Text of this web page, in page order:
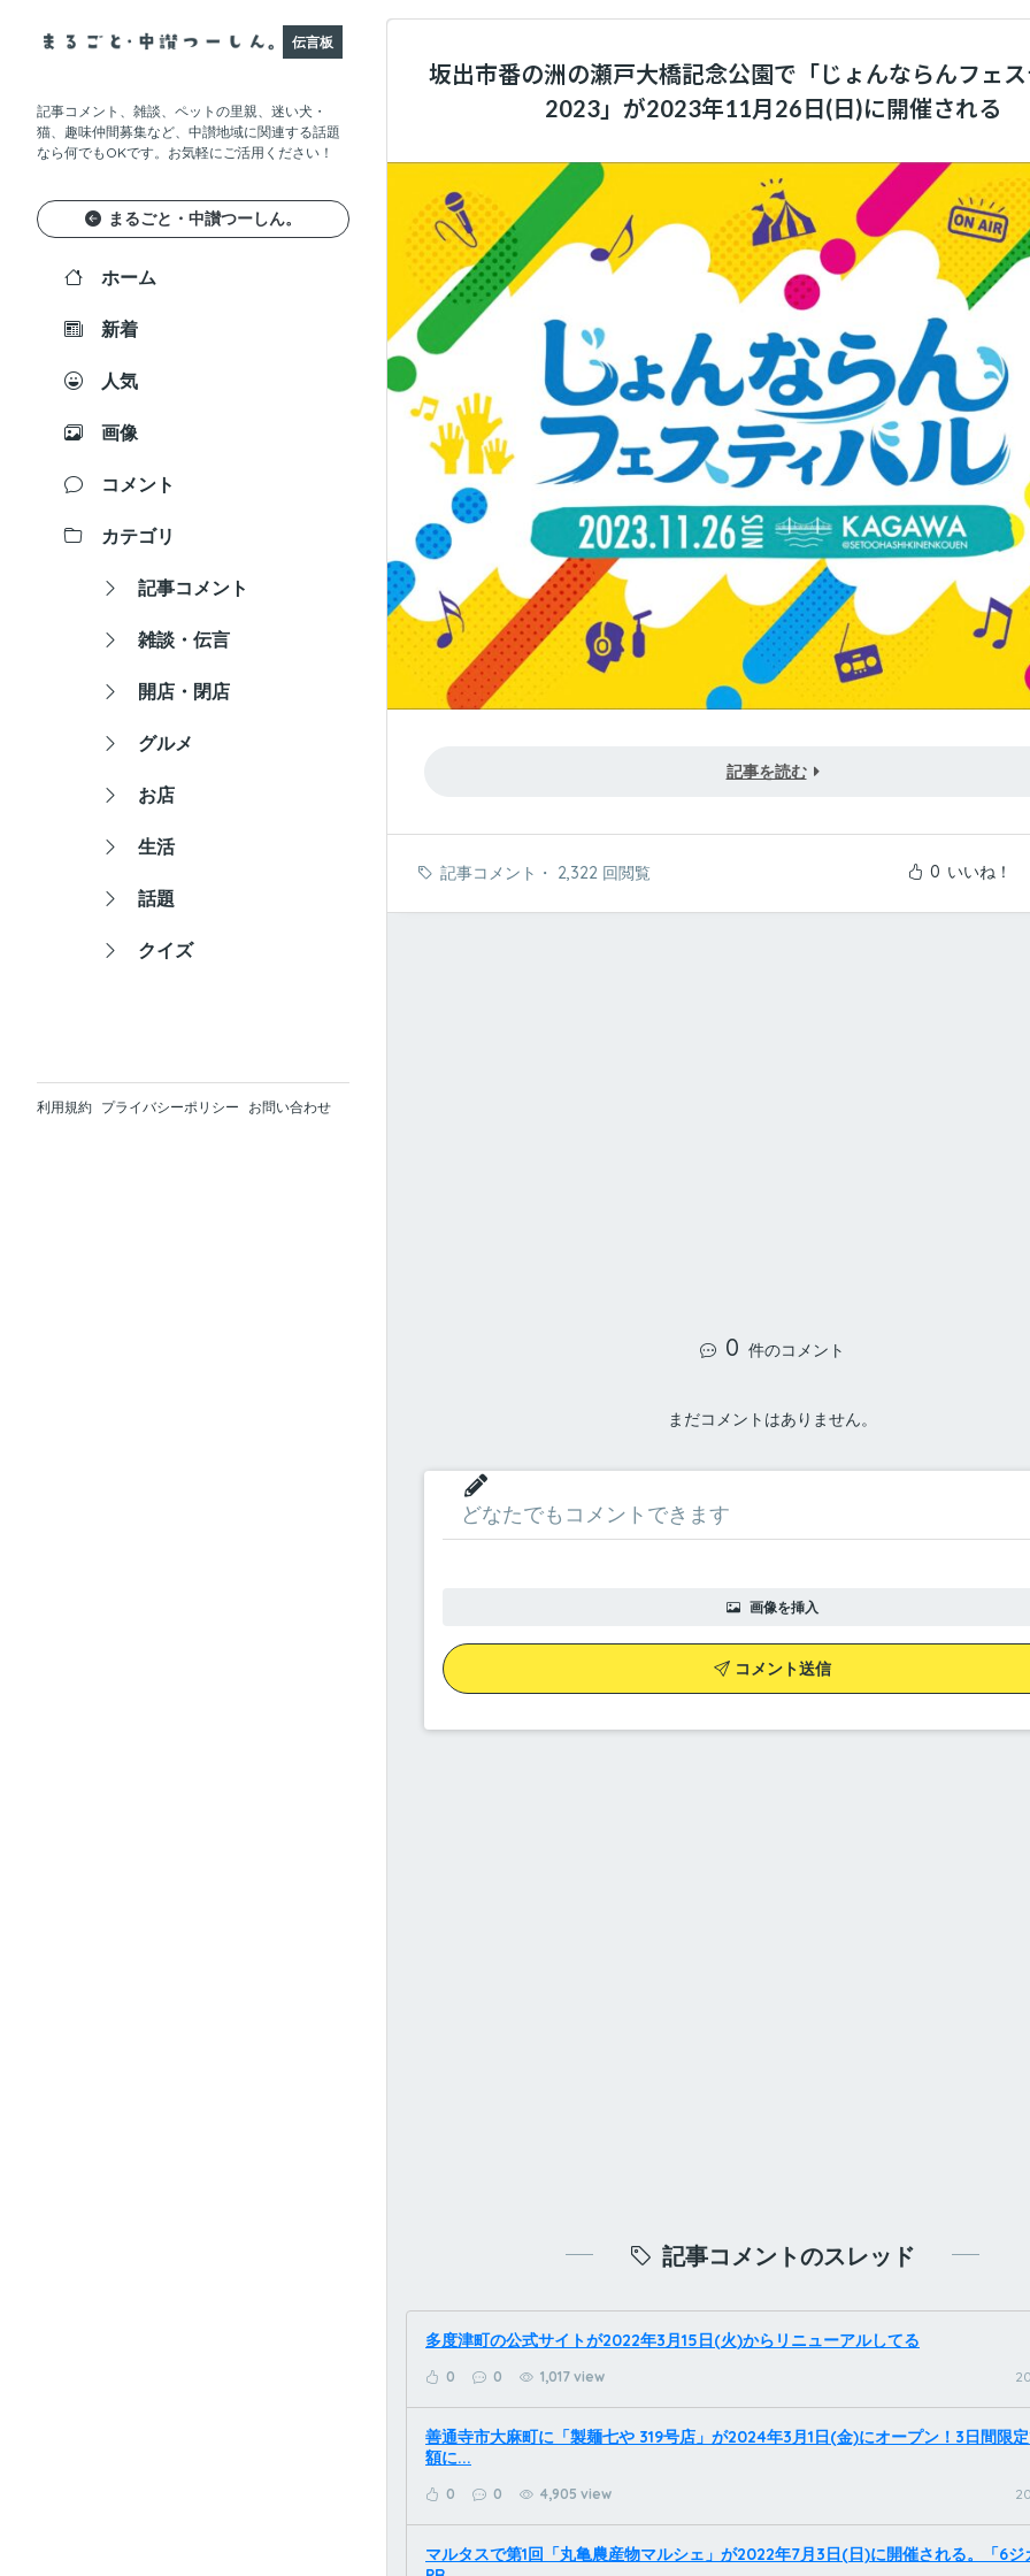
伝言板
記事コメント、雑談、ペットの里親、迷い犬・
猫、趣味仲間募集など、中讃地域に関連する話題
なら何でもOKです。お気軽にご活用ください！
まるごと・中讃つーしん。
ホーム
新着
人気
画像
コメント
カテゴリ
記事コメント
雑談・伝言
開店・閉店
グルメ
お店
生活
話題
クイズ
利用規約 プライバシーポリシー お問い合わせ
坂出市番の洲の瀬戸大橋記念公園で「じょんならんフェ
2023」が2023年11月26日(日)に開催される
記事を読む
記事コメント ・ 2,322 回閲覧 0 いいね！
0 件のコメント
まだコメントはありません。
画像を挿入
コメント送信
記事コメントのスレッド
多度津町の公式サイトが2022年3月15日(火)からリニューアルしてる
0 0 1,017 view
善通寺市大麻町に「製麺七や 319号店」が2024年3月1日(金)にオープン！3日間限
額に...
0 0 4,905 view
マルタスで第1回「丸亀農産物マルシェ」が2022年7月3日(日)に開催される。「6ジ